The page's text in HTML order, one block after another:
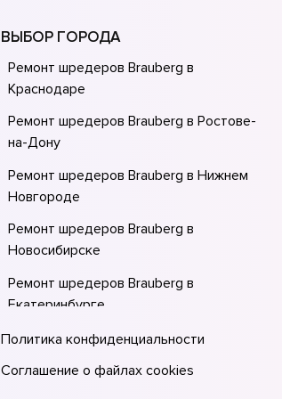
ВЫБОР ГОРОДА
Ремонт шредеров Brauberg в
Краснодаре
Ремонт шредеров Brauberg в Ростове-
на-Донy
Ремонт шредеров Brauberg в Нижнем
Новгороде
Ремонт шредеров Brauberg в
Новосибирске
Ремонт шредеров Brauberg в
Екатеринбурге
Ремонт шредеров Brauberg в Казани
Ремонт шредеров Brauberg в Москве
Политика конфиденциальности
Соглашение о файлах cookies